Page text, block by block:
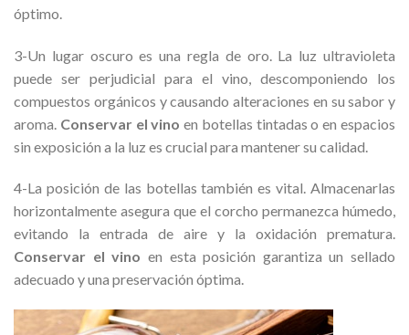
óptimo.
3-Un lugar oscuro es una regla de oro. La luz ultravioleta
puede ser perjudicial para el vino, descomponiendo los
compuestos orgánicos y causando alteraciones en su sabor y
aroma. Conservar el vino en botellas tintadas o en espacios
sin exposición a la luz es crucial para mantener su calidad.
4-La posición de las botellas también es vital. Almacenarlas
horizontalmente asegura que el corcho permanezca húmedo,
evitando la entrada de aire y la oxidación prematura.
Conservar el vino en esta posición garantiza un sellado
adecuado y una preservación óptima.